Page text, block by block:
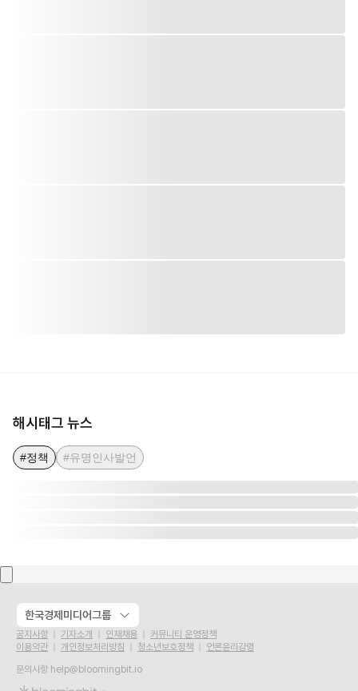
해시태그 뉴스
#정책 #유명인사발언
한국경제미디어그룹
공지사항 기자소개 인재채용
커뮤니티 운영정책
이용약관
개인정보처리방침 청소년보호정책
언론윤리강령
문의사항 help@bloomingbit.io